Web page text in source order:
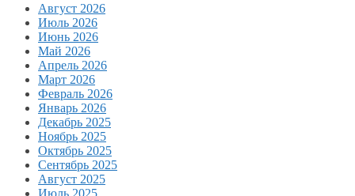
Август 2026
Июль 2026
Июнь 2026
Май 2026
Апрель 2026
Март 2026
Февраль 2026
Январь 2026
Декабрь 2025
Ноябрь 2025
Октябрь 2025
Сентябрь 2025
Август 2025
Июль 2025